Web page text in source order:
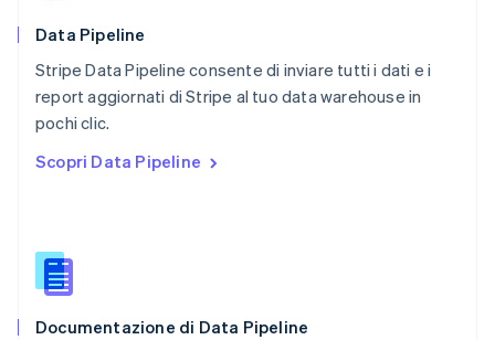
Data Pipeline
Stripe Data Pipeline consente di inviare tutti i dati e i
report aggiornati di Stripe al tuo data warehouse in
pochi clic.
Scopri Data Pipeline
Documentazione di Data Pipeline
RAS di Hong Kong, Cina
English
Regno Unito
English
Repubblica Ceca
Romania
Slovacchia
English
Slovenia
EnglishItaliano